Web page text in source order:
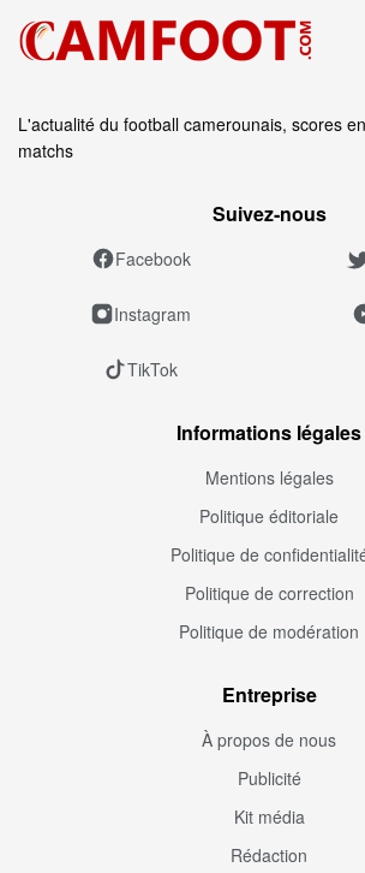
L'actualité du football camerounais, scores
matchs
Suivez‑nous
Facebook
Instagram
TikTok
Informations légales
Mentions légales
Politique éditoriale
Politique de
Politique de correction
Politique de modération
Entreprise
À propos de nous
Publicité
Kit média
Rédaction